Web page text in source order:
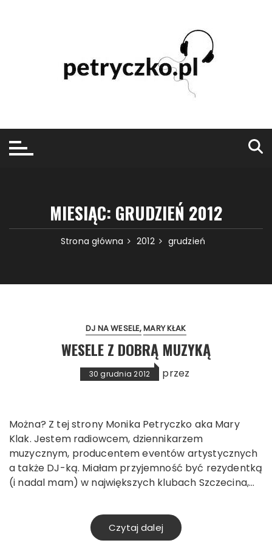
MIESIĄC: GRUDZIEŃ 2012
Strona główna 2012 grudzień
DJ NA WESELE MARY KŁAK
WESELE Z DOBRĄ MUZYKĄ
30 grudnia 2012 przez
Można? Z tej strony Monika Petryczko aka Mary
Klak. Jestem radiowcem, dziennikarzem
muzycznym, producentem eventów artystycznych
a także DJ-ką. Miałam przyjemność być rezydentką
(i nadal mam) w największych klubach Szczecina,…
Czytaj dalej